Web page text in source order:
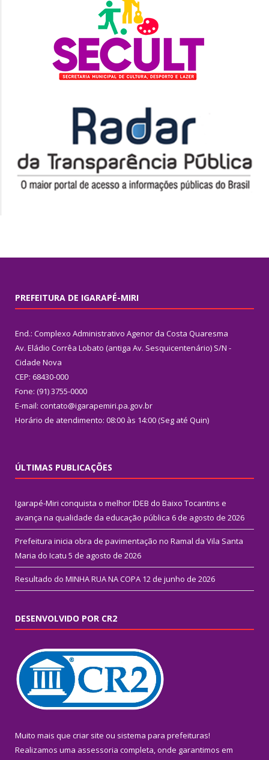
PREFEITURA DE IGARAPÉ-MIRI
End.: Complexo Administrativo Agenor da Costa Quaresma
Av. Eládio Corrêa Lobato (antiga Av. Sesquicentenário) S/N -
Cidade Nova
CEP: 68430-000
Fone: (91) 3755-0000
E-mail: contato@igarapemiri.pa.gov.br
Horário de atendimento: 08:00 às 14:00 (Seg até Quin)
ÚLTIMAS PUBLICAÇÕES
Igarapé-Miri conquista o melhor IDEB do Baixo Tocantins e
avança na qualidade da educação pública 6 de agosto de 2026
Prefeitura inicia obra de pavimentação no Ramal da Vila Santa
Maria do Icatu 5 de agosto de 2026
Resultado do MINHA RUA NA COPA 12 de junho de 2026
DESENVOLVIDO POR CR2
Muito mais que criar site ou sistema para prefeituras!
Realizamos uma assessoria completa, onde garantimos em